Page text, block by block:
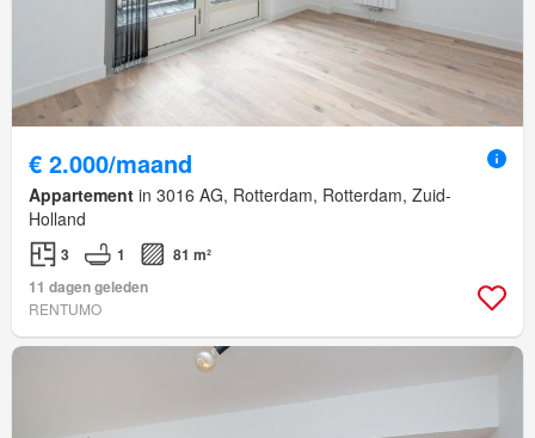
€ 2.000/maand
Appartement in 3016 AG, Rotterdam, Rotterdam, Zuid-
Holland
3 1
81 m²
11 dagen geleden
RENTUMO